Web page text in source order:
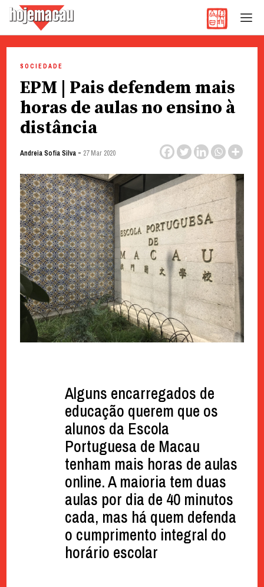
content
SOCIEDADE
EPM | Pais defendem mais
horas de aulas no ensino à
distância
Andreia Sofia Silva- 27 Mar 2020
Alguns encarregados de
educação querem que os
alunos da Escola
Portuguesa de Macau
tenham mais horas de aulas
online. A maioria tem duas
aulas por dia de 40 minutos
cada, mas há quem defenda
o cumprimento integral do
horário escolar